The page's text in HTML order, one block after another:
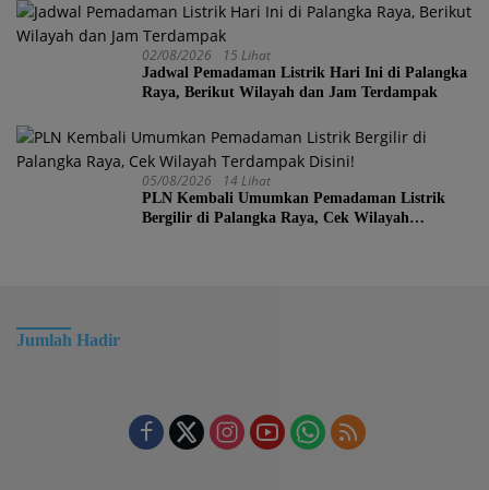
02/08/2026 15 Lihat
Jadwal Pemadaman Listrik Hari Ini di Palangka
Raya, Berikut Wilayah dan Jam Terdampak
05/08/2026 14 Lihat
PLN Kembali Umumkan Pemadaman Listrik
Bergilir di Palangka Raya, Cek Wilayah
Jumlah Hadir